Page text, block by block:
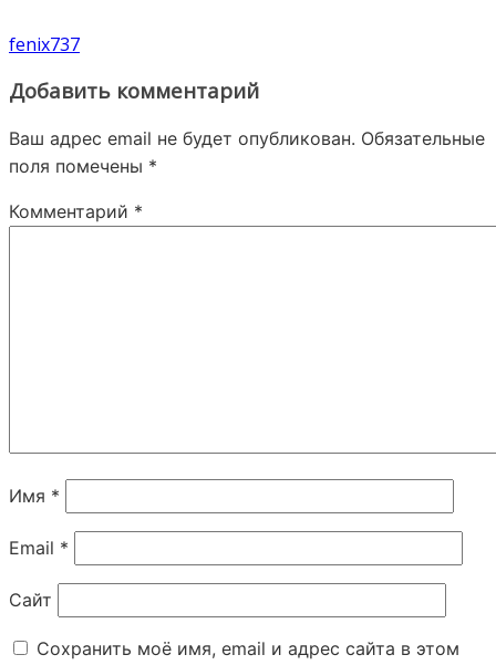
fenix737
Добавить комментарий
Ваш адрес email не будет опубликован. Обязательные
поля помечены *
Комментарий *
Имя *
Email *
Сайт
Сохранить моё имя, email и адрес сайта в этом